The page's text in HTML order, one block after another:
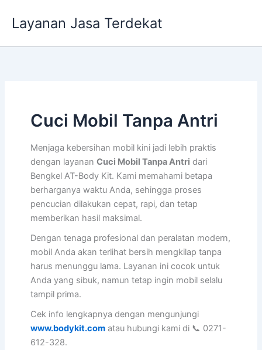
Layanan Jasa Terdekat
Cuci Mobil Tanpa Antri
Menjaga kebersihan mobil kini jadi lebih praktis
dengan layanan Cuci Mobil Tanpa Antri dari
Bengkel AT-Body Kit. Kami memahami betapa
berharganya waktu Anda, sehingga proses
pencucian dilakukan cepat, rapi, dan tetap
memberikan hasil maksimal.
Dengan tenaga profesional dan peralatan modern,
mobil Anda akan terlihat bersih mengkilap tanpa
harus menunggu lama. Layanan ini cocok untuk
Anda yang sibuk, namun tetap ingin mobil selalu
tampil prima.
Cek info lengkapnya dengan mengunjungi
www.bodykit.comatau hubungi kami di 📞 0271-
612-328.